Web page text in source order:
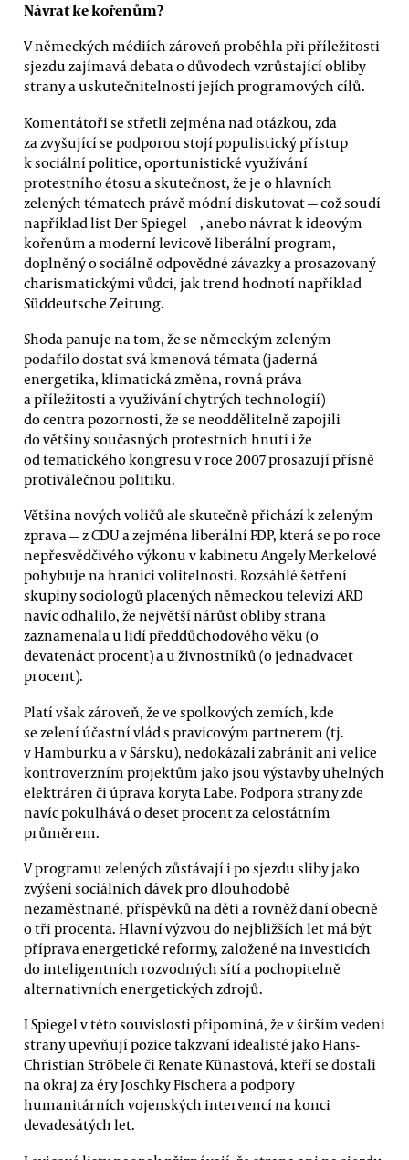
Návrat ke kořenům?
V německých médiích zároveň proběhla při příležitosti
sjezdu zajímavá debata o důvodech vzrůstající obliby
strany a uskutečnitelností jejích programových cílů.
Komentátoři se střetli zejména nad otázkou, zda
za zvyšující se podporou stojí populistický přístup
k sociální politice, oportunistické využívání
protestního étosu a skutečnost, že je o hlavních
zelených tématech právě módní diskutovat — což soudí
například list Der Spiegel —, anebo návrat k ideovým
kořenům a moderní levicově liberální program,
doplněný o sociálně odpovědné závazky a prosazovaný
charismatickými vůdci, jak trend hodnotí například
Süddeutsche Zeitung.
Shoda panuje na tom, že se německým zeleným
podařilo dostat svá kmenová témata (jaderná
energetika, klimatická změna, rovná práva
a příležitosti a využívání chytrých technologií)
do centra pozornosti, že se neoddělitelně zapojili
do většiny současných protestních hnutí i že
od tematického kongresu v roce 2007 prosazují přísně
protiválečnou politiku.
Většina nových voličů ale skutečně přichází k zeleným
zprava — z CDU a zejména liberální FDP, která se po roce
nepřesvědčivého výkonu v kabinetu Angely Merkelové
pohybuje na hranici volitelnosti. Rozsáhlé šetření
skupiny sociologů placených německou televizí ARD
navíc odhalilo, že největší nárůst obliby strana
zaznamenala u lidí předdůchodového věku (o
devatenáct procent) a u živnostníků (o jednadvacet
procent).
Platí však zároveň, že ve spolkových zemích, kde
se zelení účastní vlád s pravicovým partnerem (tj.
v Hamburku a v Sársku), nedokázali zabránit ani velice
kontroverzním projektům jako jsou výstavby uhelných
elektráren či úprava koryta Labe. Podpora strany zde
navíc pokulhává o deset procent za celostátním
průměrem.
V programu zelených zůstávají i po sjezdu sliby jako
zvýšení sociálních dávek pro dlouhodobě
nezaměstnané, příspěvků na děti a rovněž daní obecně
o tři procenta. Hlavní výzvou do nejbližších let má být
příprava energetické reformy, založené na investicích
do inteligentních rozvodných sítí a pochopitelně
alternativních energetických zdrojů.
I Spiegel v této souvislosti připomíná, že v širším vedení
strany upevňují pozice takzvaní idealisté jako Hans-
Christian Ströbele či Renate Künastová, kteří se dostali
na okraj za éry Joschky Fischera a podpory
humanitárních vojenských intervencí na konci
devadesátých let.